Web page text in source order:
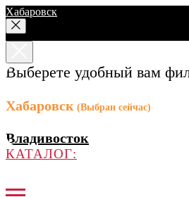
Хабаровск
Выберете удобный вам
Хабаровск (Выбран сейчас)
Владивосток
КАТАЛОГ: